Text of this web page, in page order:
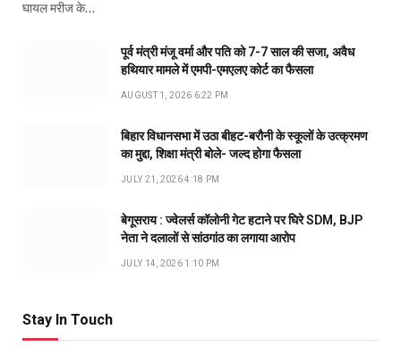
घायल मरीज के…
पूर्व मंत्री मंजू वर्मा और पति को 7-7 साल की सजा, अवैध
हथियार मामले में एमपी-एमएलए कोर्ट का फैसला
AUGUST 1, 2026 6:22 PM
बिहार विधानसभा में उठा बीहट-बरौनी के स्कूलों के उत्क्रमण
का मुद्दा, शिक्षा मंत्री बोले- जल्द होगा फैसला
JULY 21, 2026 4:18 PM
बेगूसराय : ज्वेलर्स कॉलोनी गेट हटाने पर घिरे SDM, BJP
नेता ने दलालों से सांठगांठ का लगाया आरोप
JULY 14, 2026 1:10 PM
Stay In Touch